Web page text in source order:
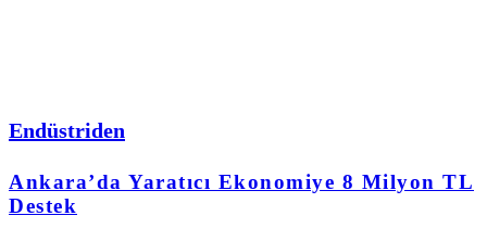
Endüstriden
Ankara’da Yaratıcı Ekonomiye 8 Milyon TL
Destek